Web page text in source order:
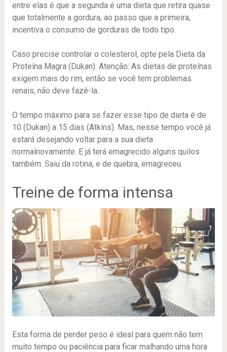
entre elas é que a segunda é uma dieta que retira quase
que totalmente a gordura, ao passo que a primeira,
incentiva o consumo de gorduras de todo tipo.
Caso precise controlar o colesterol, opte pela Dieta da
Proteína Magra (Dukan). Atenção: As dietas de proteínas
exigem mais do rim, então se você tem problemas
renais, não deve fazê-la.
O tempo máximo para se fazer esse tipo de dieta é de
10 (Dukan) a 15 dias (Atkins). Mas, nesse tempo você já
estará desejando voltar para a sua dieta
normalnovamente. E já terá emagrecido alguns quilos
também. Saiu da rotina, e de quebra, emagreceu.
Treine de forma intensa
Esta forma de perder peso é ideal para quem não tem
muito tempo ou paciência para ficar malhando uma hora